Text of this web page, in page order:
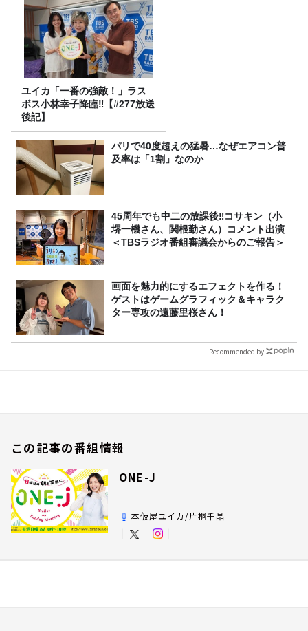
ユイカ「一番の強敵！」ラス
ボス小林幸子降臨‼【#277放送
後記】
パリで40度超えの猛暑…なぜエアコン普
及率は「1割」なのか
45周年でも中二の放課後‼コサキン（小
堺一機さん、関根勤さん）コメント出演
＜TBSラジオ番組審議会からのご報告＞
画面を魅力的にするエフェクトを作る！
ゲストはゲームグラフィック＆キャラク
ター専攻の遠藤里桜さん！
Recommended by
この記事の番組情報
ONE-J
本仮屋ユイカ/片桐千晶